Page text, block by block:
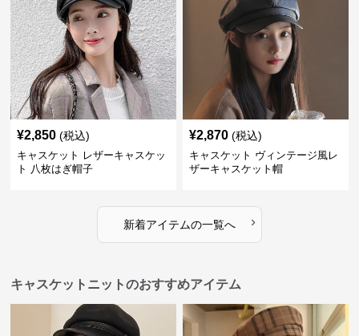
¥2,850 (税込)
キャスケット レザーキャスケッ
ト 八枚はぎ帽子
¥2,870 (税込)
キャスケット ヴィンテージ風レ
ザーキャスケット帽
新着アイテムの一覧へ ›
キャスケットニットのおすすめアイテム